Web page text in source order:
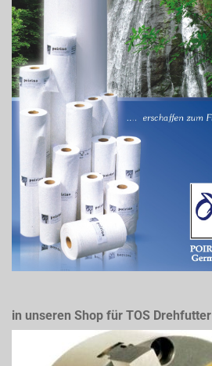
in unseren Shop für TOS Drehfutter